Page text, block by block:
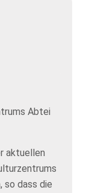
Abtei
aktuellen
so dass die